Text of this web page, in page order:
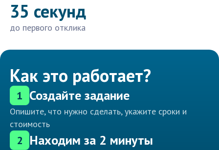
35 секунд
до первого отклика
Как это работает?
1 Создайте задание
Опишите, что нужно сделать, укажите сроки и
стоимость
2 Находим за 2 минуты